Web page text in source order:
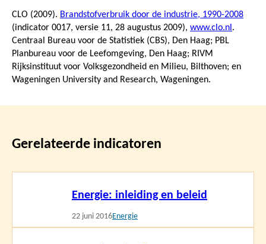
CLO (2009). Brandstofverbruik door de industrie, 1990-2008
(indicator 0017, versie 11, 28 augustus 2009), www.clo.nl .
Centraal Bureau voor de Statistiek (CBS), Den Haag; PBL
Planbureau voor de Leefomgeving, Den Haag; RIVM
Rijksinstituut voor Volksgezondheid en Milieu, Bilthoven; en
Wageningen University and Research, Wageningen.
Gerelateerde indicatoren
Energie: inleiding en beleid
22 juni 2016Energie